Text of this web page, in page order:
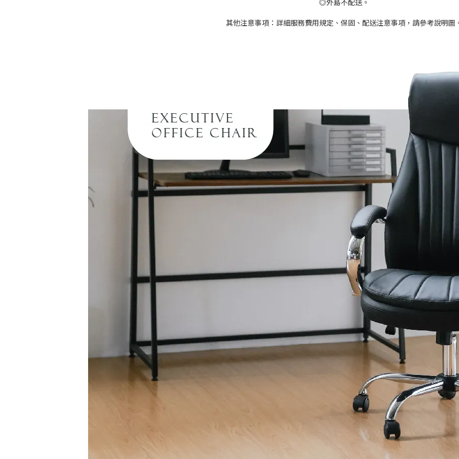
◎外島不配送。
其他注意事項：詳細服務費用規定、保固、配送注意事項，請參考說明圖